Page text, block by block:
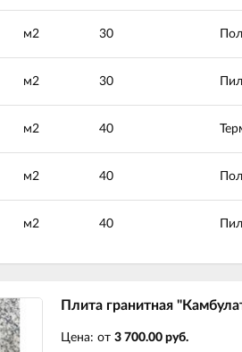
м2 30
м2 30
м2 40
м2 40
м2 40
Плита гранитная
Цена: от 3 700.00 руб.